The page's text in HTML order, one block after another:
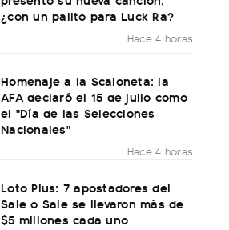
¿con un palito para Luck Ra?
Hace 4 horas
Homenaje a la Scaloneta: la
AFA declaró el 15 de julio como
el "Día de las Selecciones
Nacionales"
Hace 4 horas
Loto Plus: 7 apostadores del
Sale o Sale se llevaron más de
$5 millones cada uno